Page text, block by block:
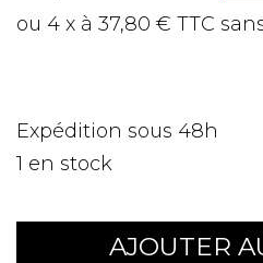
ou 4 x à 37,80 € TTC
Expédition sous 48h
1 en stock
AJOUTER